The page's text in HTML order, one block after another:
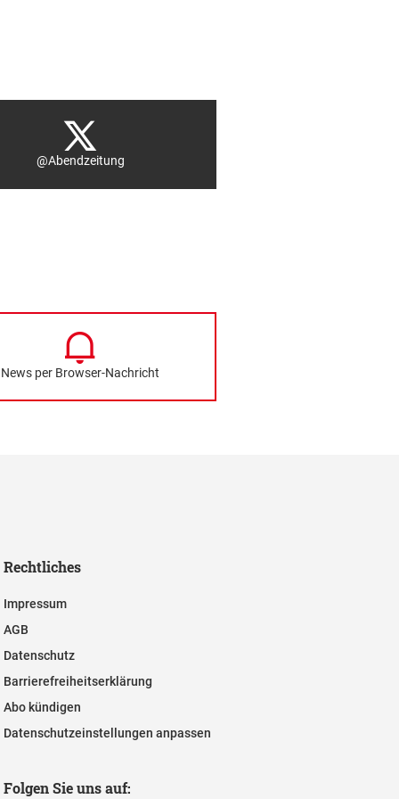
@Abendzeitung
News per Browser-Nachricht
Rechtliches
Impressum
AGB
Datenschutz
Barrierefreiheitserklärung
Abo kündigen
Datenschutzeinstellungen anpassen
Folgen Sie uns auf: